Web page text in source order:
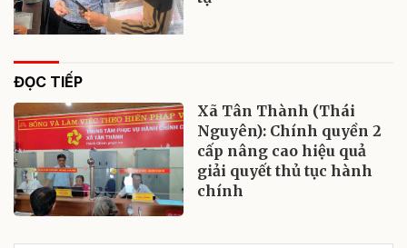
ĐỌC TIẾP
Xã Tân Thành (Thái
Nguyên): Chính quyền 2
cấp nâng cao hiệu quả
giải quyết thủ tục hành
chính